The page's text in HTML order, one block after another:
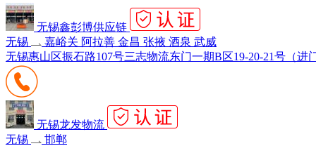
无锡鑫彭博供应链
无锡
嘉峪关 阿拉善 金昌 张掖 酒泉 武威
无锡惠山区振石路107号三志物流东门一期B区19-20-21号（进
无锡龙发物流
无锡
邯郸